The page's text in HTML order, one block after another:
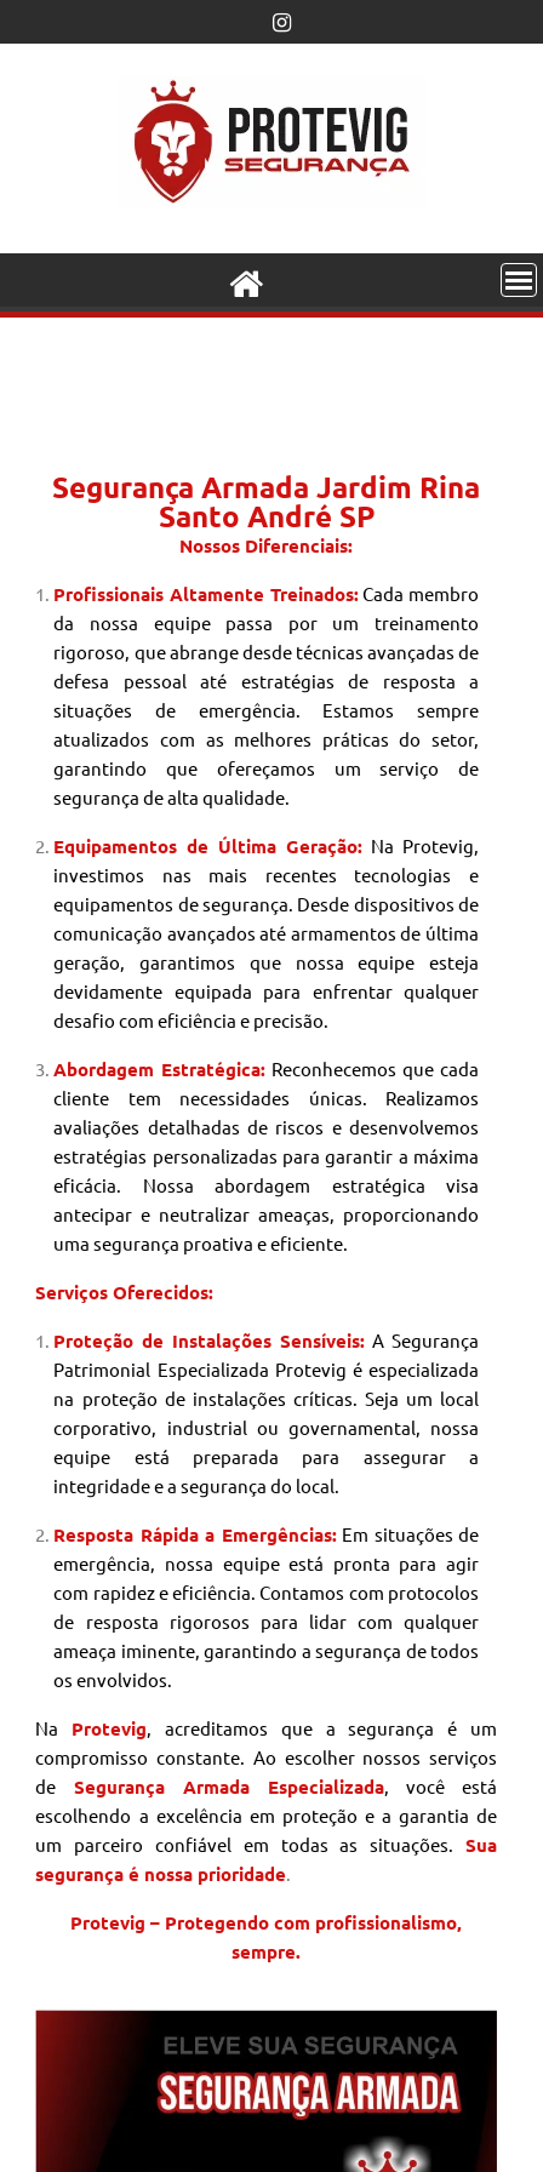
Segurança Armada Jardim Rina
Santo André SP
Nossos Diferenciais:
Profissionais Altamente Treinados:Cada membro
da nossa equipe passa por um treinamento
rigoroso, que abrange desde técnicas avançadas de
defesa pessoal até estratégias de resposta a
situações de emergência. Estamos sempre
atualizados com as melhores práticas do setor,
garantindo que ofereçamos um serviço de
segurança de alta qualidade.
Equipamentos de Última Geração: Na Protevig,
investimos nas mais recentes tecnologias e
equipamentos de segurança. Desde dispositivos de
comunicação avançados até armamentos de última
geração, garantimos que nossa equipe esteja
devidamente equipada para enfrentar qualquer
desafio com eficiência e precisão.
Abordagem Estratégica: Reconhecemos que cada
cliente tem necessidades únicas. Realizamos
avaliações detalhadas de riscos e desenvolvemos
estratégias personalizadas para garantir a máxima
eficácia. Nossa abordagem estratégica visa
antecipar e neutralizar ameaças, proporcionando
uma segurança proativa e eficiente.
Serviços Oferecidos:
Proteção de Instalações Sensíveis: A Segurança
Patrimonial Especializada Protevig é especializada
na proteção de instalações críticas. Seja um local
corporativo, industrial ou governamental, nossa
equipe está preparada para assegurar a
integridade e a segurança do local.
Resposta Rápida a Emergências: Em situações de
emergência, nossa equipe está pronta para agir
com rapidez e eficiência. Contamos com protocolos
de resposta rigorosos para lidar com qualquer
ameaça iminente, garantindo a segurança de todos
os envolvidos.
Na Protevig , acreditamos que a segurança é um
compromisso constante. Ao escolher nossos serviços
de
Segurança Armada Especializada, você está
escolhendo a excelência em proteção e a garantia de
um parceiro confiável em todas as situações.
Sua
segurança é nossa prioridade
Protevig – Protegendo com profissionalismo,
sempre.